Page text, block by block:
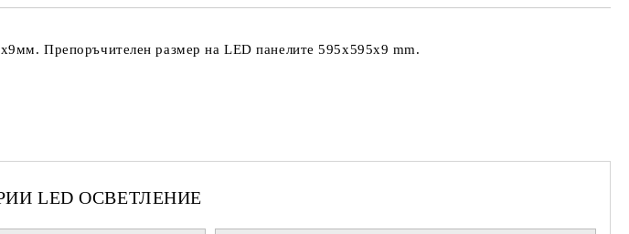
проверете дали сте изписали правилно телефонния си номер,
Натискайки бутона "Купи сега", Вие се съгласявате с
условия
ползване
Препоръчителен размер на LED панелите 595х595х9 mm.
LED ОСВЕТЛЕНИЕ